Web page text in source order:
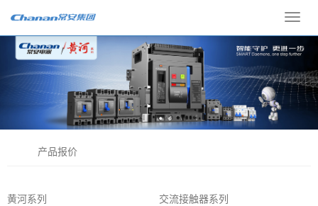
产品报价
黄河系列
交流接触器系列